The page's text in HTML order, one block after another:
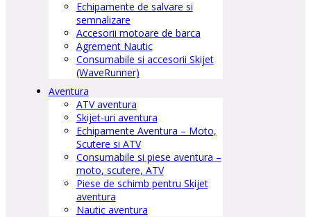
Echipamente de salvare si
semnalizare
Accesorii motoare de barca
Agrement Nautic
Consumabile si accesorii Skijet
(WaveRunner)
Aventura
ATV aventura
Skijet-uri aventura
Echipamente Aventura – Moto,
Scutere si ATV
Consumabile si piese aventura –
moto, scutere, ATV
Piese de schimb pentru Skijet
aventura
Nautic aventura